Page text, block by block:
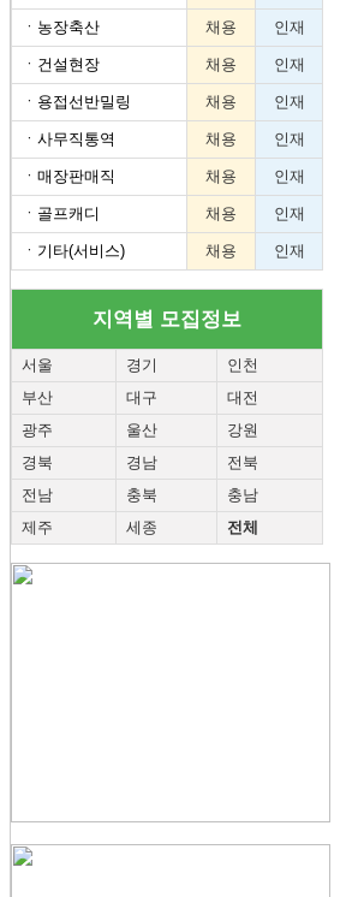
ㆍ 농장축산 채용 인재
ㆍ 건설현장 채용 인재
ㆍ 용접선반밀링 채용 인재
ㆍ 사무직통역 채용 인재
ㆍ 매장판매직 채용 인재
ㆍ 골프캐디 채용 인재
ㆍ 기타(서비스) 채용 인재
지역별 모집정보
서울 경기
인천
부산
대구
대전
광주
울산
강원
경북
경남
전북
전남
충북
충남
제주
세종 전체